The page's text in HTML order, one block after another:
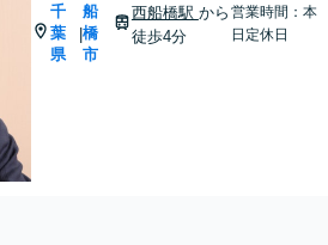
千
葉
県
|
船
橋
市
西船橋駅 から
徒歩4分
営業時間：本
日定休日